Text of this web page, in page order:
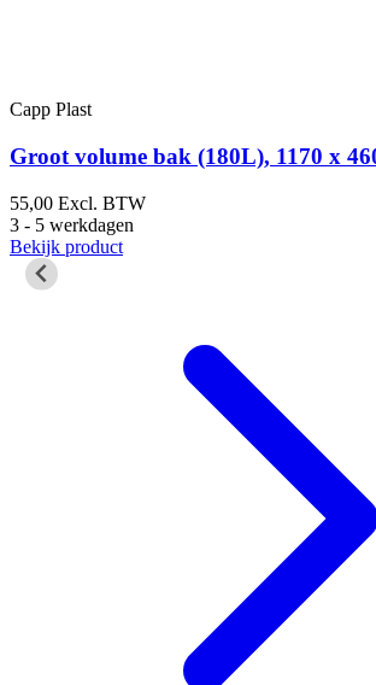
Capp Plast
Groot volume bak (180L), 1170 x
55,00 Excl. BTW
3 - 5 werkdagen
Bekijk product